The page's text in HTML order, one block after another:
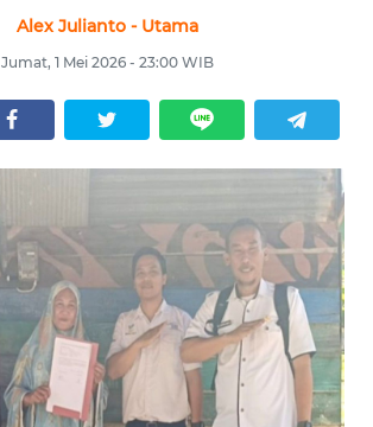
Alex Julianto - Utama
Jumat, 1 Mei 2026 - 23:00 WIB